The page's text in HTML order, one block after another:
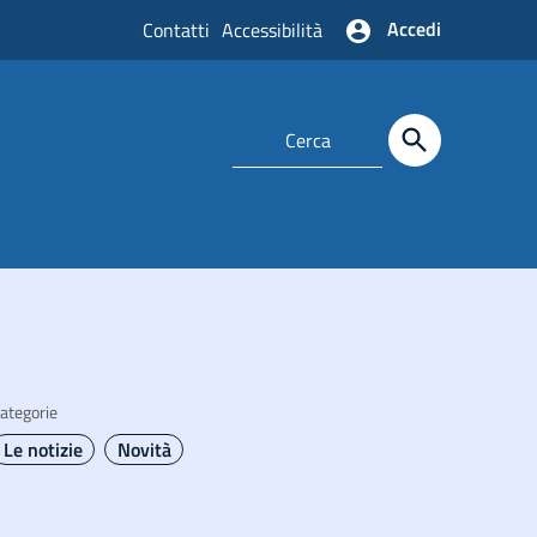
Contatti Accessibilità Accedi
Le notizie Novità